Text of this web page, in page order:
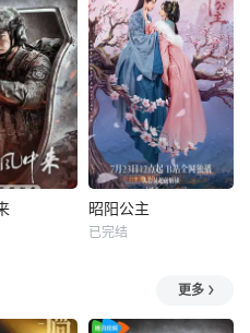
昭阳公主
已完结
更多